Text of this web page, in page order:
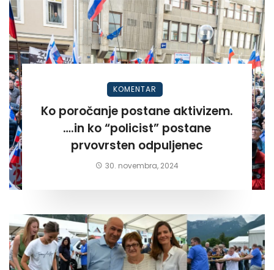
KOMENTAR
Ko poročanje postane aktivizem.
….in ko “policist” postane
prvovrsten odpuljenec
30. novembra, 2024